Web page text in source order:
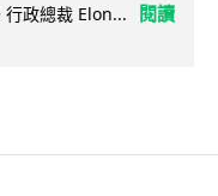
政總裁 Elon...
閱讀